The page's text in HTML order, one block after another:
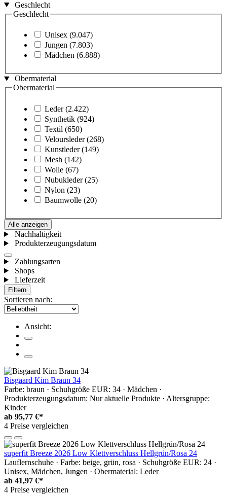
Geschlecht
Geschlecht
Unisex (9.047)
Jungen (7.803)
Mädchen (6.888)
Obermaterial
Obermaterial
Leder (2.422)
Synthetik (924)
Textil (650)
Veloursleder (268)
Kunstleder (149)
Mesh (142)
Wolle (67)
Nubukleder (25)
Nylon (23)
Baumwolle (20)
Alle anzeigen
Nachhaltigkeit
Produkterzeugungsdatum
Zahlungsarten
Shops
Lieferzeit
Filtern
Sortieren nach:
Ansicht:
Bisgaard Kim Braun 34
Farbe: braun · Schuhgröße EUR: 34 · Mädchen ·
Produkterzeugungsdatum: Nur aktuelle Produkte · Altersgruppe:
Kinder
ab 95,77 €*
4 Preise vergleichen
superfit Breeze 2026 Low Klettverschluss Hellgrün/Rosa 24
Lauflernschuhe · Farbe: beige, grün, rosa · Schuhgröße EUR: 24 ·
Unisex, Mädchen, Jungen · Obermaterial: Leder
ab 41,97 €*
4 Preise vergleichen